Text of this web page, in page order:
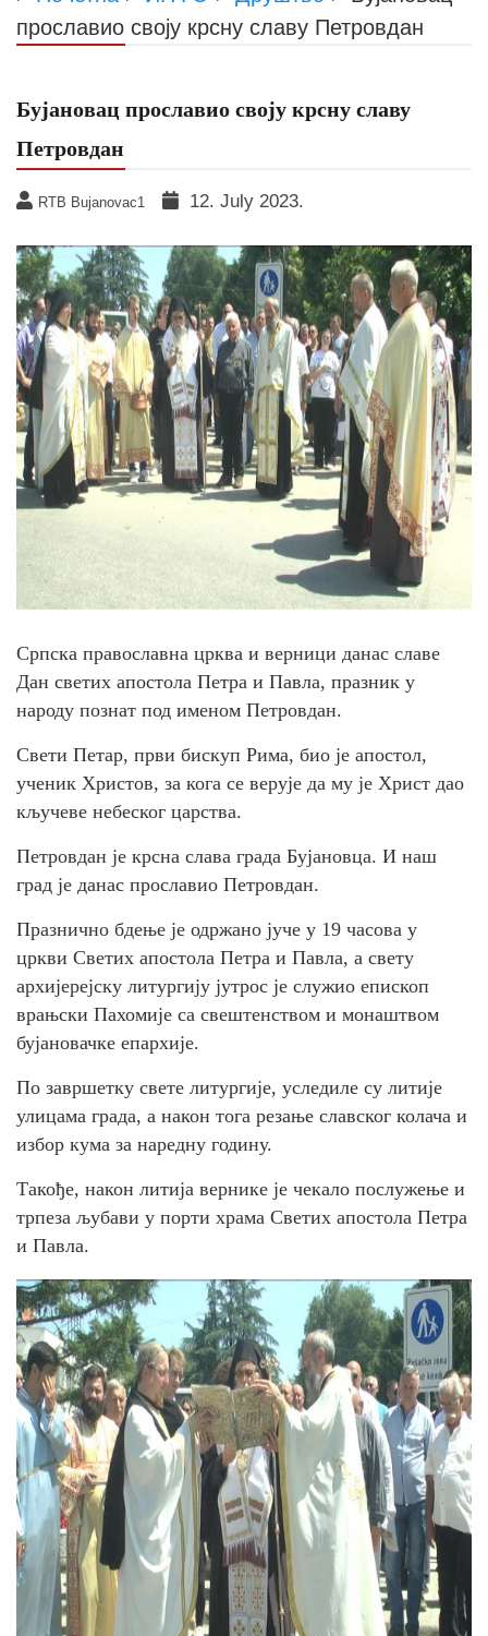
прославио своју крсну славу Петровдан
Бујановац прославио своју крсну славу
Петровдан
RTB Bujanovac1 12. July 2023.
Српска православна црква и верници данас славе
Дан светих апостола Петра и Павла, празник у
народу познат под именом Петровдан.
Свети Петар, први бискуп Рима, био је апостол,
ученик Христов, за кога се верује да му је Христ дао
кључеве небеског царства.
Петровдан је крсна слава града Бујановца. И наш
град је данас прославио Петровдан.
Празнично бдење је одржано јуче у 19 часова у
цркви Светих апостола Петра и Павла, а свету
архијерејску литургију јутрос је служио епископ
врањски Пахомије са свештенством и монаштвом
бујановачке епархије.
По завршетку свете литургије, уследиле су литије
улицама града, а након тога резање славског колача и
избор кума за наредну годину.
Такође, након литија вернике је чекало послужење и
трпеза љубави у порти храма Светих апостола Петра
и Павла.